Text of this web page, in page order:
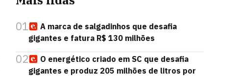
01
A marca de salgadinhos que desafia
gigantes e fatura R$ 130 milhões
02
O energético criado em SC que desafia
gigantes e produz 205 milhões de litros por